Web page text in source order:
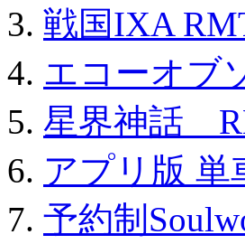
戦国IXA
エコーオブ
星界神話
アプリ版 単
予約制